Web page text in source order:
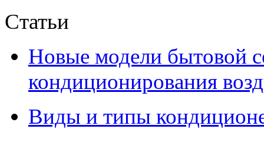
Статьи
Новые модели бытовой
кондиционирования
Виды и типы